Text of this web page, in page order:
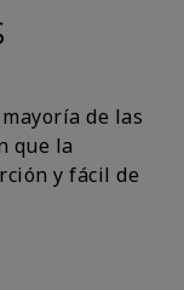
de las
que la
y fácil de